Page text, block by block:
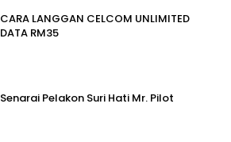
CARA LANGGAN CELCOM UNLIMITED
DATA RM35
Senarai Pelakon Suri Hati Mr. Pilot